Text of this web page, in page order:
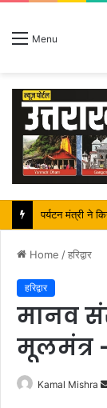
Menu
महापौर शंभू
Home /हरिद्वार
हरिद्वार
मानव
मूलमंत्र –
Kamal Mishra